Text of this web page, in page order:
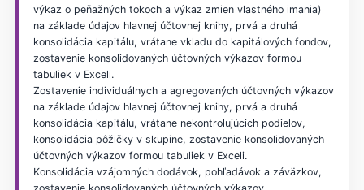
výkaz o peňažných tokoch a výkaz zmien vlastného imania)
na základe údajov hlavnej účtovnej knihy, prvá a druhá
konsolidácia kapitálu, vrátane vkladu do kapitálových fondov,
zostavenie konsolidovaných účtovných výkazov formou
tabuliek v Exceli.
Zostavenie individuálnych a agregovaných účtovných výkazov
na základe údajov hlavnej účtovnej knihy, prvá a druhá
konsolidácia kapitálu, vrátane nekontrolujúcich podielov,
konsolidácia pôžičky v skupine, zostavenie konsolidovaných
účtovných výkazov formou tabuliek v Exceli.
Konsolidácia vzájomných dodávok, pohľadávok a záväzkov,